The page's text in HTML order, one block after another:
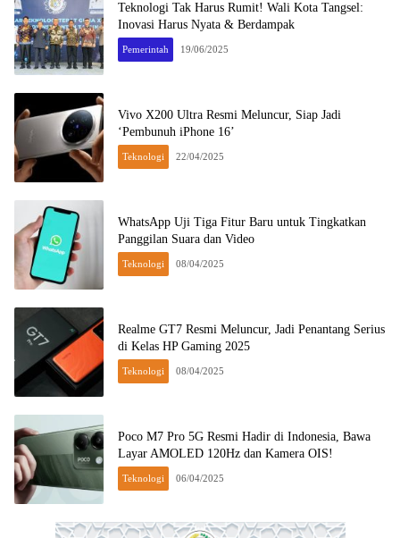
Teknologi Tak Harus Rumit! Wali Kota Tangsel:
Inovasi Harus Nyata & Berdampak
Pemerintah 19/06/2025
Vivo X200 Ultra Resmi Meluncur, Siap Jadi
‘Pembunuh iPhone 16’
Teknologi 22/04/2025
WhatsApp Uji Tiga Fitur Baru untuk Tingkatkan
Panggilan Suara dan Video
Teknologi 08/04/2025
Realme GT7 Resmi Meluncur, Jadi Penantang Serius
di Kelas HP Gaming 2025
Teknologi 08/04/2025
Poco M7 Pro 5G Resmi Hadir di Indonesia, Bawa
Layar AMOLED 120Hz dan Kamera OIS!
Teknologi 06/04/2025